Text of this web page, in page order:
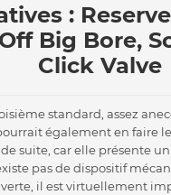
:
Big Bore,
Click Valve
standard, assez
également en faire
de suite, car elle présente
pas de dispositif
il est virtuellement